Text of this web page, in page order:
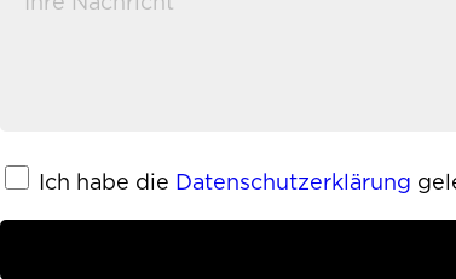
Ich habe die Datenschutzerklärung